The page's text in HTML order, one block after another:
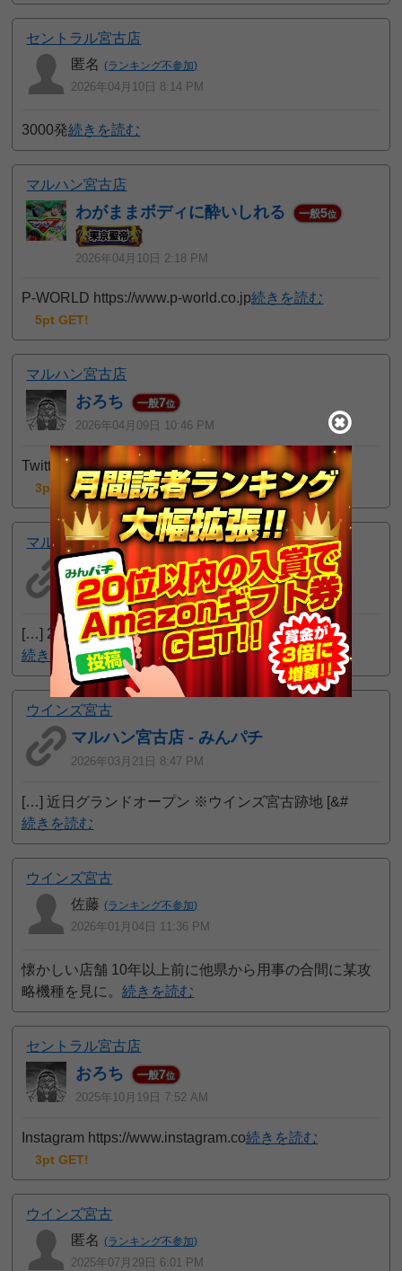
セントラル宮古店
匿名 (ランキング不参加)
2026年04月10日 8:14 PM
3000発続きを読む
マルハン宮古店
わがままボディに酔いしれる 一般5位
2026年04月10日 2:18 PM
P-WORLD https://www.p-world.co.jp続きを読む
5pt GET!
マルハン宮古店
おろち 一般7位
2026年04月09日 10:46 PM
Twitter https://x.com/maruhanmiyak 続きを読む
3pt GET!
マルハン宮古店
ウインズ宮古 - みんパチ
2026年03月21日 8:48 PM
[…] 2026年3月31日 閉店 ※マルハン宮古店へ屋
続きを読む
ウインズ宮古
マルハン宮古店 - みんパチ
2026年03月21日 8:47 PM
[…] 近日グランドオープン ※ウインズ宮古跡地 [&#
続きを読む
ウインズ宮古
佐藤 (ランキング不参加)
2026年01月04日 11:36 PM
懐かしい店舗 10年以上前に他県から用事の合間に某攻
略機種を見に。続きを読む
セントラル宮古店
おろち 一般7位
2025年10月19日 7:52 AM
Instagram https://www.instagram.co続きを読む
3pt GET!
ウインズ宮古
匿名 (ランキング不参加)
2025年07月29日 6:01 PM